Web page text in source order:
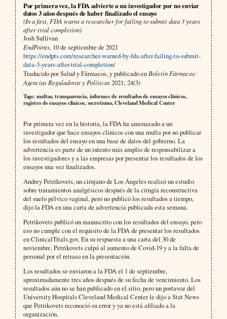
Por primera vez, la FDA advierte a un investigador por no enviar
datos 3 años después de haber finalizado el ensayo
(In a first, FDA warns a researcher for failing to submit data 3 years
after trial completion)
Josh Sullivan
EndPoints, 10 de septiembre de 2021
https://endpts.com/researcher-warned-by-fda-after-failing-to-submit-
data-3-years-after-trial-completion/
Traducido por Salud y Fármacos, y publicado en Boletín Fármacos:
Agencias Reguladoras y Políticas2021; 24(3)
Tags: multas, transparencia, informes de resultados de ensayos clínicos,
registro de ensayos clínicos, secretismo, Cleveland Medical Center
Por primera vez en la historia, la FDA ha amenazado a un
investigador que hace ensayos clínicos con una multa por no publicar
los resultados del ensayo en una base de datos del gobierno. La
advertencia es parte de un intento más amplio de responsabilizar a
los investigadores y a las empresas por presentar los resultados de los
ensayos una vez finalizados.
Andrey Petrikovets, un cirujano de Los Ángeles realizó un estudio
sobre tratamientos analgésicos después de la cirugía reconstructiva
del suelo pélvico vaginal, pero no publicó los resultados a tiempo,
dijo la FDA en una carta de advertencia publicada esta semana.
Petrikovets publicó un manuscrito con los resultados del ensayo, pero
eso no cumple con el requisito de la FDA de presentar los resultados
en ClinicalTrials.gov. En su respuesta a una carta del 30 de
noviembre, Petrikovets culpó al aumento de Covid-19 y a la falta de
personal por el retraso en la presentación.
Los resultados se enviaron a la FDA el 1 de septiembre,
aproximadamente tres años después de su fecha de vencimiento. Los
resultados aún no se han publicado en el sitio, pero un portavoz del
University Hospitals Cleveland Medical Center le dijo a Stat News
que Petrikovets reconoció su error y ya no está afiliado a la
organización.